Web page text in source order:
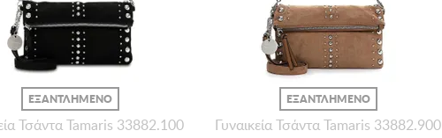
ΕΞΑΝΤΛΗΜΕΝΟ
Τσάντα Tamaris 33882.100
ΕΞΑΝΤΛΗΜΕΝΟ
Γυναικεία Τσάντα Tamaris 33882.900